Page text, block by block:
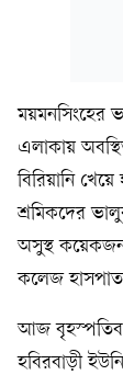
ময়মনসিংহের
এলাকায়
বিরিয়ানি
শ্রমিকদের
অসুস্থ
কলেজ
আজ
হবিরবাড়ী